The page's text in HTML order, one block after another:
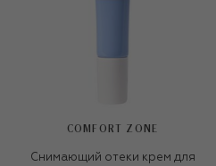
COMFORT ZONE
Снимающий отеки крем для